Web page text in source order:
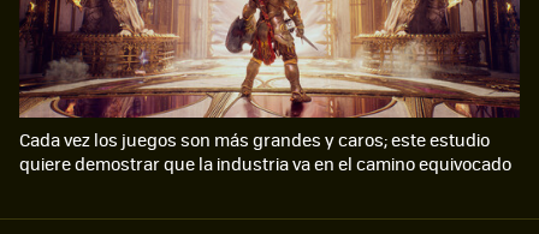
Cada vez los juegos son más grandes y caros; este estudio
quiere demostrar que la industria va en el camino equivocado